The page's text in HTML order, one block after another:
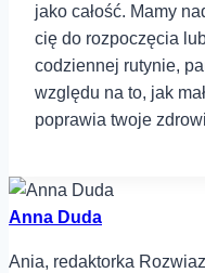
jako całość. Mamy
cię do rozpoczęcia
codziennej rutynie,
względu na to, jak
poprawia twoje
Anna Duda
Ania, redaktorka